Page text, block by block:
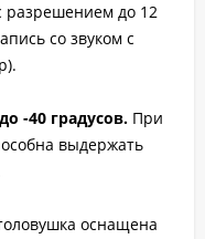
разрешением до 12
со звуком с
-40 градусов. При
выдержать
оснащена